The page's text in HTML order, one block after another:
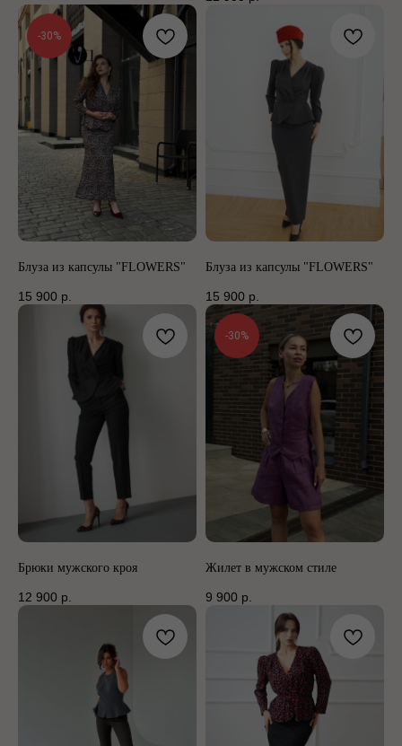
-30%
Блуза из капсулы "FLOWERS"
15 900 р.
Блуза из капсулы "FLOWERS"
15 900 р.
Брюки мужского кроя
12 900 р.
-30%
Жилет в мужском стиле
9 900 р.